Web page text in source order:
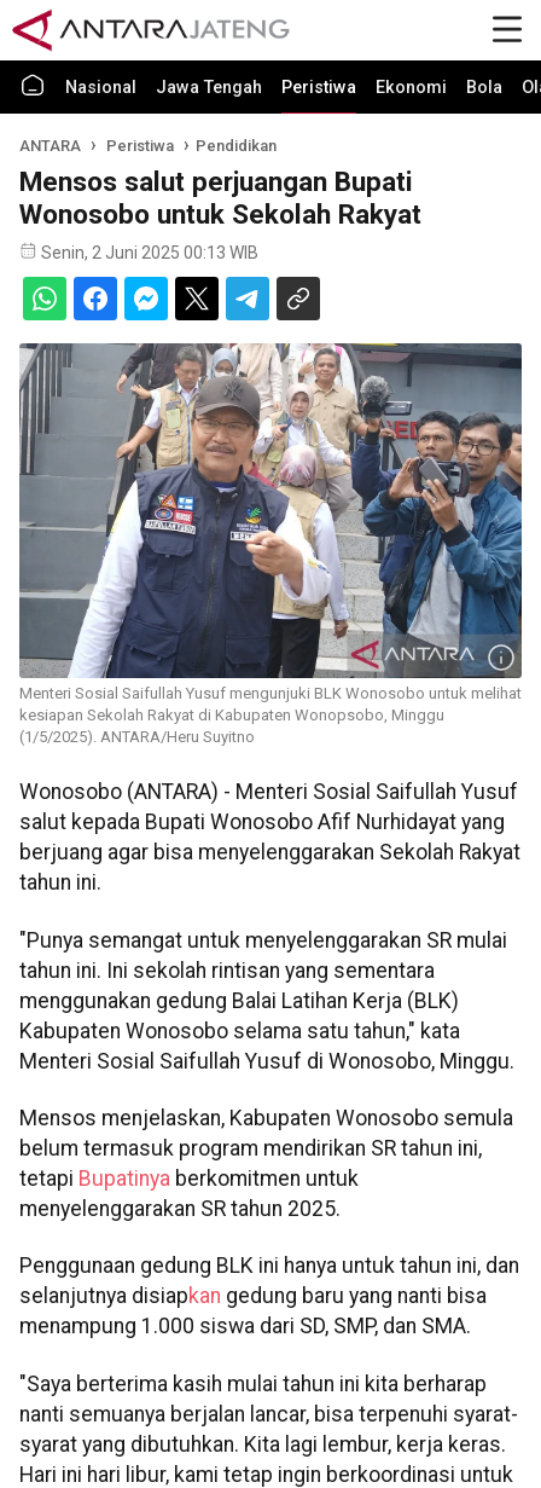
Nasional Jawa Tengah Peristiwa Ekonomi Bola
ANTARA Peristiwa Pendidikan
Mensos salut perjuangan Bupati
Wonosobo untuk Sekolah Rakyat
Senin, 2 Juni 2025 00:13 WIB
Menteri Sosial Saifullah Yusuf mengunjuki BLK Wonosobo untuk melihat
kesiapan Sekolah Rakyat di Kabupaten Wonopsobo, Minggu
(1/5/2025). ANTARA/Heru Suyitno
Wonosobo (ANTARA) - Menteri Sosial Saifullah Yusuf
salut kepada Bupati Wonosobo Afif Nurhidayat yang
berjuang agar bisa menyelenggarakan Sekolah Rakyat
tahun ini.
"Punya semangat untuk menyelenggarakan SR mulai
tahun ini. Ini sekolah rintisan yang sementara
menggunakan gedung Balai Latihan Kerja (BLK)
Kabupaten Wonosobo selama satu tahun," kata
Menteri Sosial Saifullah Yusuf di Wonosobo, Minggu.
Mensos menjelaskan, Kabupaten Wonosobo semula
belum termasuk program mendirikan SR tahun ini,
tetapi Bupatinya berkomitmen untuk
menyelenggarakan SR tahun 2025.
Penggunaan gedung BLK ini hanya untuk tahun ini, dan
selanjutnya disiapkan gedung baru yang nanti bisa
menampung 1.000 siswa dari SD, SMP, dan SMA.
"Saya berterima kasih mulai tahun ini kita berharap
nanti semuanya berjalan lancar, bisa terpenuhi syarat-
syarat yang dibutuhkan. Kita lagi lembur, kerja keras.
Hari ini hari libur, kami tetap ingin berkoordinasi untuk